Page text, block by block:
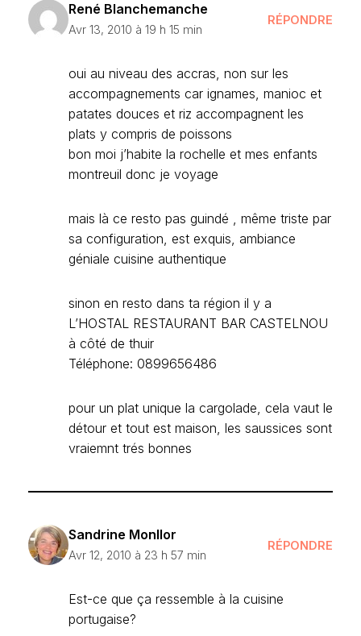
René Blanchemanche
Avr 13, 2010 à 19 h 15 min
RÉPONDRE
oui au niveau des accras, non sur les
accompagnements car ignames, manioc et
patates douces et riz accompagnent les
plats y compris de poissons
bon moi j’habite la rochelle et mes enfants
montreuil donc je voyage
mais là ce resto pas guindé , même triste par
sa configuration, est exquis, ambiance
géniale cuisine authentique
sinon en resto dans ta région il y a
L’HOSTAL RESTAURANT BAR CASTELNOU
à côté de thuir
Téléphone: 0899656486
pour un plat unique la cargolade, cela vaut le
détour et tout est maison, les saussices sont
vraiemnt trés bonnes
Sandrine Monllor
Avr 12, 2010 à 23 h 57 min
RÉPONDRE
Est-ce que ça ressemble à la cuisine
portugaise?